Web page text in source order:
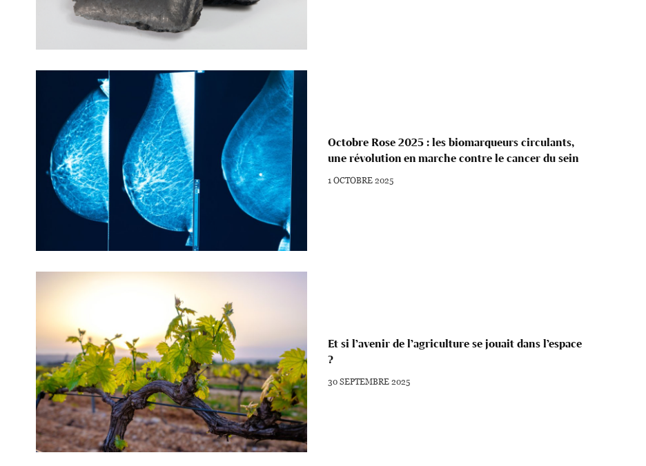
Octobre Rose 2025 : les biomarqueurs circulants,
une révolution en marche contre le cancer du sein
1 OCTOBRE 2025
Et si l’avenir de l’agriculture se jouait dans l’espace
?
30 SEPTEMBRE 2025